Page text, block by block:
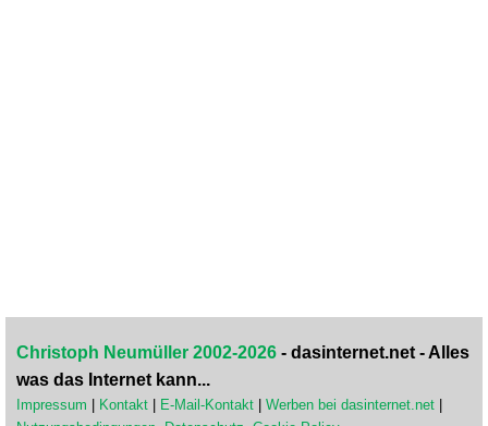
Christoph Neumüller 2002-2026 - dasinternet.net - Alles
was das Internet kann...
Impressum Kontakt E-Mail-Kontakt Werben bei dasinternet.net